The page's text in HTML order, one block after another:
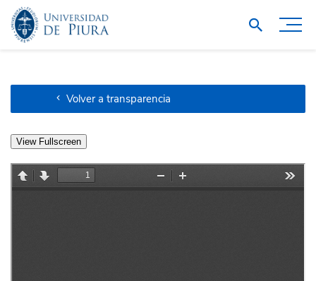
Volver a transparencia
View Fullscreen